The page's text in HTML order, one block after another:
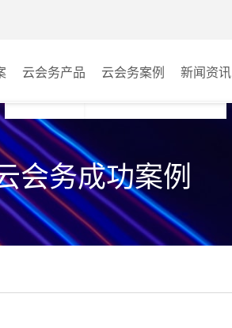
云会务产品
多媒体信息发布系统
AI智慧展厅系统
AI百城视界系统
AI智慧排队叫号管理软件
云会务案例
教室
客房
其它
新闻资讯
会务成功案例